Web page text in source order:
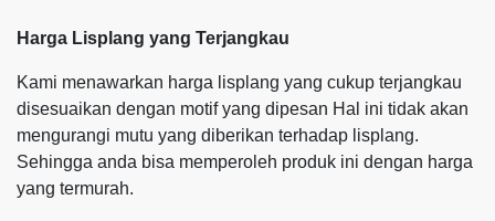
Harga Lisplang yang Terjangkau
Kami menawarkan harga lisplang yang cukup terjangkau
disesuaikan dengan motif yang dipesan Hal ini tidak akan
mengurangi mutu yang diberikan terhadap lisplang.
Sehingga anda bisa memperoleh produk ini dengan harga
yang termurah.